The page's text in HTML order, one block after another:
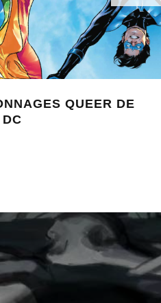
QUEER DE
DC